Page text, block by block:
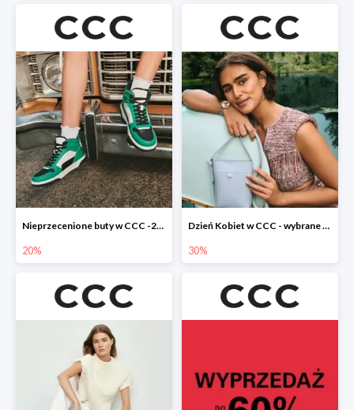
Nieprzecenione buty w CCC -20%
20%
Dzień Kobiet w CCC - wybrane torebki i buty do -30%
30%